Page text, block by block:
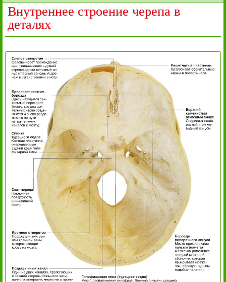
Внутреннее строение черепа в
деталях